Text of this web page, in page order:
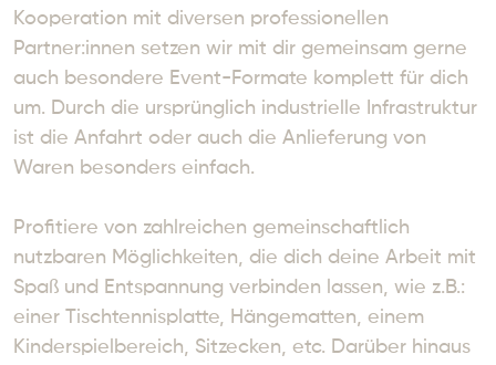
Kooperation mit diversen professionellen
Partner:innen setzen wir mit dir gemeinsam gerne
auch besondere Event-Formate komplett für dich
um. Durch die ursprünglich industrielle Infrastruktur
ist die Anfahrt oder auch die Anlieferung von
Waren besonders einfach.
Profitiere von zahlreichen gemeinschaftlich
nutzbaren Möglichkeiten, die dich deine Arbeit mit
Spaß und Entspannung verbinden lassen, wie z.B.:
einer Tischtennisplatte, Hängematten, einem
Kinderspielbereich, Sitzecken, etc. Darüber hinaus